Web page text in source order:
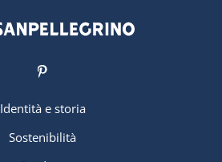
Identità e storia
Sostenibilità